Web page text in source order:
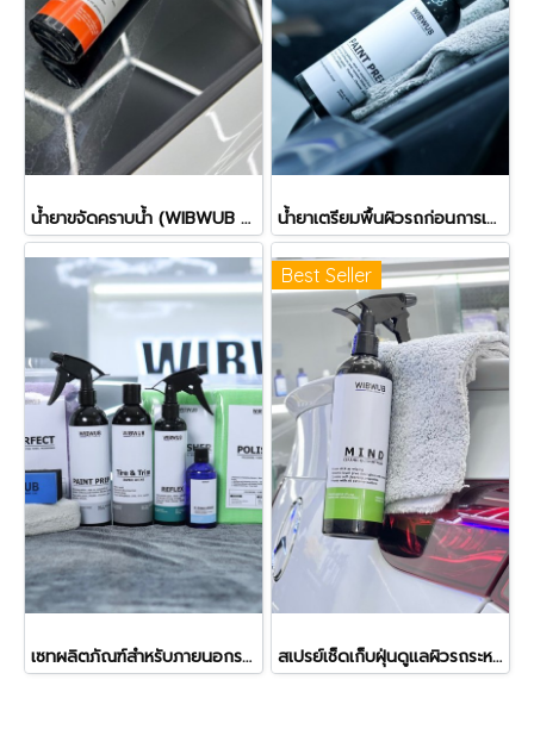
น้ำยาขจัดคราบน้ำ (WIBWUB Spot Clean) น้ำยาเตรียมพื้นผิวรถก่อนการเคลือบสี (WIBWUB Paint Prep)
เซทผลิตภัณฑ์สำหรับภายนอกรถยนต์ (Exterior Set)
Best Seller
สเปรย์เช็ดเก็บฝุ่นดูแลผิวรถระหว่างวัน (WIBWUB MIND Detailer)